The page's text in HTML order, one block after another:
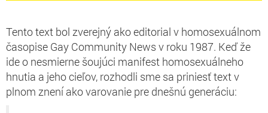
Tento text bol zverejný ako editorial v homosexuálnom
časopise Gay Community News v roku 1987. Keď že
ide o nesmierne šoujúci manifest homosexuálneho
hnutia a jeho cieľov, rozhodli sme sa priniesť text v
plnom znení ako varovanie pre dnešnú generáciu: